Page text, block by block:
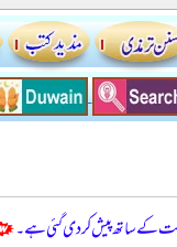
کے ساتھ پیش کر دی گئی ہے۔